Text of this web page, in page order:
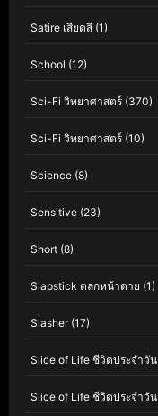
Satire เสียดสี (1)
School (12)
Sci-Fi วิทยาศาสตร์ (370)
Sci-Fi วิทยาศาสตร์ (10)
Science (8)
Sensitive (23)
Short (8)
Slapstick ตลกหน้าตาย (1)
Slasher(17)
Slice of Life ชีวิตประจำวัน
Slice of Life ชีวิตประจำวัน